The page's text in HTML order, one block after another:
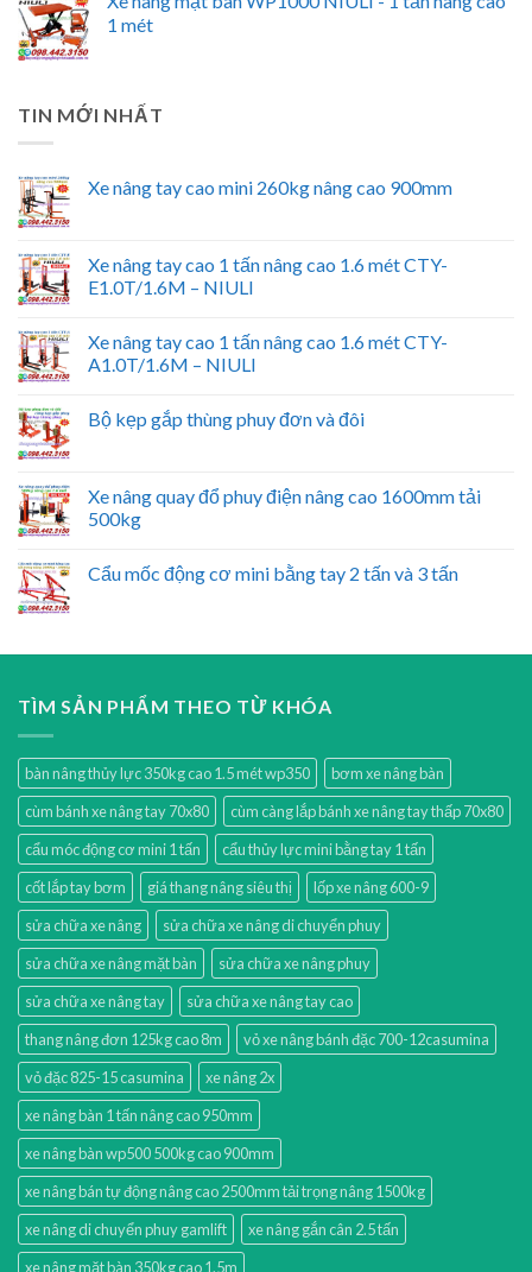
1 mét
TIN MỚI NHẤT
Xe nâng tay cao mini 260kg nâng cao 900mm
Xe nâng tay cao 1 tấn nâng cao 1.6 mét CTY-
E1.0T/1.6M – NIULI
Xe nâng tay cao 1 tấn nâng cao 1.6 mét CTY-
A1.0T/1.6M – NIULI
Bộ kẹp gắp thùng phuy đơn và đôi
Xe nâng quay đổ phuy điện nâng cao 1600mm tải
500kg
Cẩu mốc động cơ mini bằng tay 2 tấn và 3 tấn
TÌM SẢN PHẨM THEO TỪ KHÓA
bàn nâng thủy lực 350kg cao 1.5 mét wp350
bơm xe nâng bàn
cùm bánh xe nâng tay 70x80
cùm càng lắp bánh xe nâng tay thấp 70x80
cẩu móc động cơ mini 1 tấn
cẩu thủy lực mini bằng tay 1 tấn
cốt lắp tay bơm
giá thang nâng siêu thị
lốp xe nâng 600-9
sửa chữa xe nâng
sửa chữa xe nâng di chuyển phuy
sửa chữa xe nâng mặt bàn
sửa chữa xe nâng phuy
sửa chữa xe nâng tay
sửa chữa xe nâng tay cao
thang nâng đơn 125kg cao 8m
vỏ xe nâng bánh đặc 700-12casumina
vỏ đặc 825-15 casumina
xe nâng 2x
xe nâng bàn 1 tấn nâng cao 950mm
xe nâng bàn wp500 500kg cao 900mm
xe nâng bán tự động nâng cao 2500mm tải trọng nâng 1500kg
xe nâng di chuyển phuy gamlift
xe nâng gắn cân 2.5 tấn
xe nâng mặt bàn 350kg cao 1.5m